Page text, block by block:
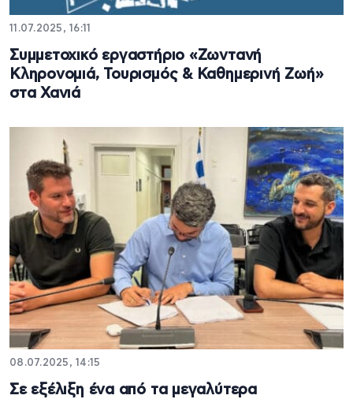
11.07.2025, 16:11
Συμμετοχικό εργαστήριο «Ζωντανή
Κληρονομιά, Τουρισμός & Καθημερινή Ζωή»
στα Χανιά
08.07.2025, 14:15
Σε εξέλιξη ένα από τα μεγαλύτερα